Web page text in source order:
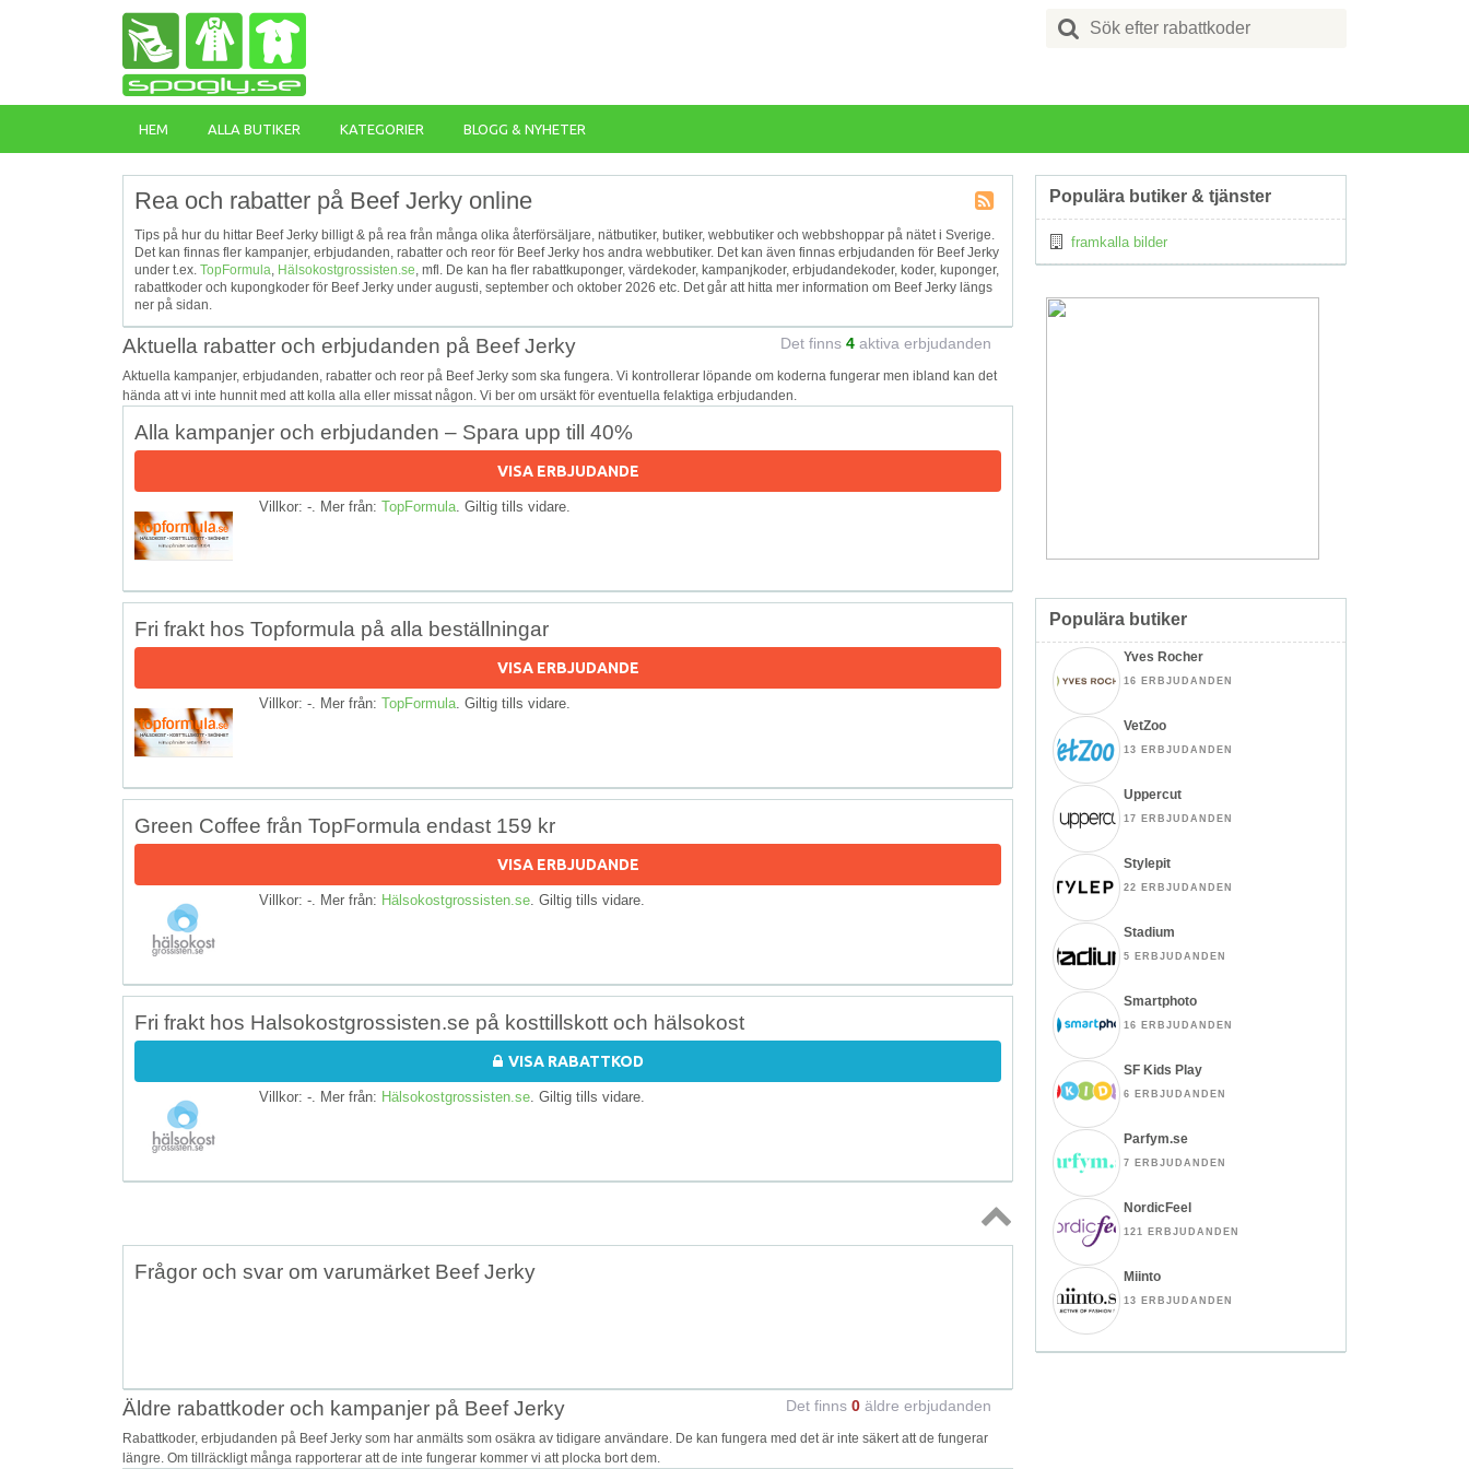
Search
for:
HEM ALLA BUTIKER KATEGORIER BLOGG & NYHETER
Tagg
RSS
Rea och rabatter på Beef Jerky online
Tips på hur du hittar Beef Jerky billigt & på rea från många olika återförsäljare, nätbutiker, butiker, webbutiker och webbshoppar på nätet i Sverige.
Det kan finnas fler kampanjer, erbjudanden, rabatter och reor för Beef Jerky hos andra webbutiker. Det kan även finnas erbjudanden för Beef Jerky
under t.ex. TopFormula, Hälsokostgrossisten.se, mfl. De kan ha fler rabattkuponger, värdekoder, kampanjkoder, erbjudandekoder, koder, kuponger,
rabattkoder och kupongkoder för Beef Jerky under augusti, september och oktober 2026 etc. Det går att hitta mer information om Beef Jerky längs
ner på sidan.
Aktuella rabatter och erbjudanden på Beef Jerky Det finns 4 aktiva erbjudanden
Aktuella kampanjer, erbjudanden, rabatter och reor på Beef Jerky som ska fungera. Vi kontrollerar löpande om koderna fungerar men ibland kan det
hända att vi inte hunnit med att kolla alla eller missat någon. Vi ber om ursäkt för eventuella felaktiga erbjudanden.
Alla kampanjer och erbjudanden – Spara upp till 40%
VISA ERBJUDANDE
Villkor: -. Mer från: TopFormula . Giltig tills vidare.
Fri frakt hos Topformula på alla beställningar
VISA ERBJUDANDE
Villkor: -. Mer från: TopFormula . Giltig tills vidare.
Green Coffee från TopFormula endast 159 kr
VISA ERBJUDANDE
Villkor: -. Mer från: Hälsokostgrossisten.se . Giltig tills vidare.
Fri frakt hos Halsokostgrossisten.se på kosttillskott och hälsokost
VISA RABATTKOD
Villkor: -. Mer från: Hälsokostgrossisten.se . Giltig tills vidare.
Topp
Frågor och svar om varumärket Beef Jerky
Äldre rabattkoder och kampanjer på Beef Jerky Det finns 0 äldre erbjudanden
Rabattkoder, erbjudanden på Beef Jerky som har anmälts som osäkra av tidigare användare. De kan fungera med det är inte säkert att de fungerar
längre. Om tillräckligt många rapporterar att de inte fungerar kommer vi att plocka bort dem.
Populära butiker & tjänster
framkalla bilder
Populära butiker
Yves Rocher
16 ERBJUDANDEN
VetZoo
13 ERBJUDANDEN
Uppercut
17 ERBJUDANDEN
Stylepit
22 ERBJUDANDEN
Stadium
5 ERBJUDANDEN
Smartphoto
16 ERBJUDANDEN
SF Kids Play
6 ERBJUDANDEN
Parfym.se
7 ERBJUDANDEN
NordicFeel
121 ERBJUDANDEN
Miinto
13 ERBJUDANDEN